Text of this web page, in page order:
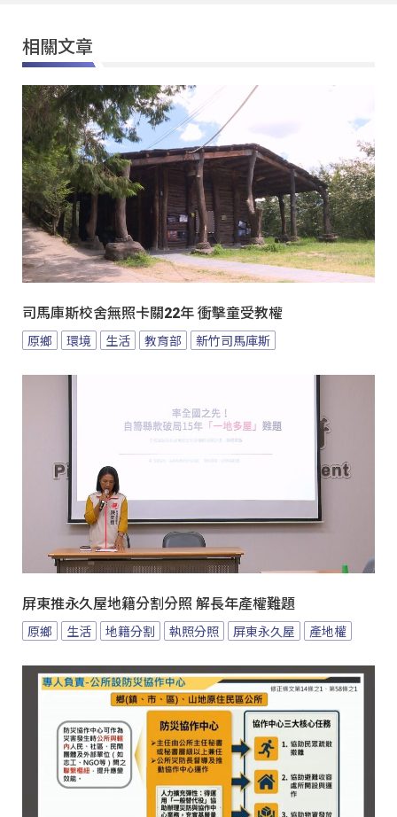
相關文章
司馬庫斯校舍無照卡關22年 衝擊童受教權
原鄉 環境 生活 教育部 新竹司馬庫斯
屏東推永久屋地籍分割分照 解長年產權難題
原鄉 生活 地籍分割 執照分照 屏東永久屋 產地權